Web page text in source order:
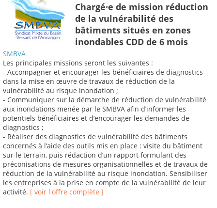
Chargé·e de mission réduction
de la vulnérabilité des
bâtiments situés en zones
inondables CDD de 6 mois
SMBVA
Les principales missions seront les suivantes :
- Accompagner et encourager les bénéficiaires de diagnostics
dans la mise en œuvre de travaux de réduction de la
vulnérabilité au risque inondation ;
- Communiquer sur la démarche de réduction de vulnérabilité
aux inondations menée par le SMBVA afin d’informer les
potentiels bénéficiaires et d’encourager les demandes de
diagnostics ;
- Réaliser des diagnostics de vulnérabilité des bâtiments
concernés à l’aide des outils mis en place : visite du bâtiment
sur le terrain, puis rédaction d’un rapport formulant des
préconisations de mesures organisationnelles et de travaux de
réduction de la vulnérabilité au risque inondation. Sensibiliser
les entreprises à la prise en compte de la vulnérabilité de leur
activité. [ voir l'offre complète ]